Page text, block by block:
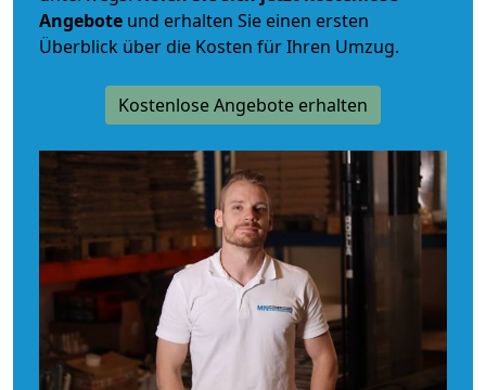
Angebote und erhalten Sie einen ersten
Überblick über die Kosten für Ihren Umzug.
Kostenlose Angebote erhalten